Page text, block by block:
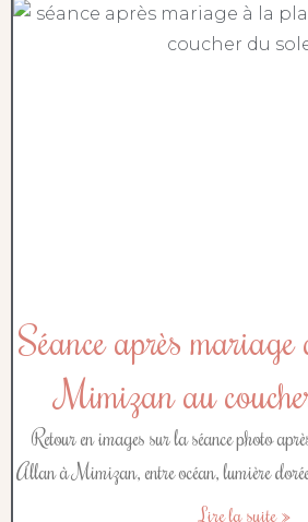
Séance après
Mimizan au
Retour en images sur la séance photo
Allan à Mimizan, entre océan, lumière
Lire la suite »